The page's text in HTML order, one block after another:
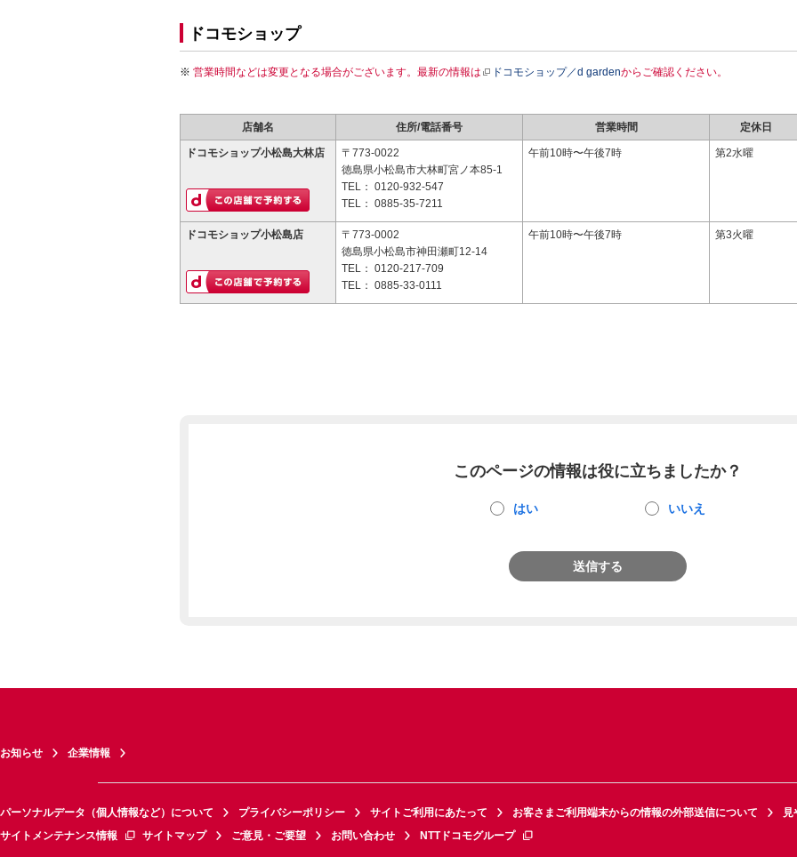
ドコモショップ
営業時間などは変更となる場合がございます。最新の情報は ドコモショップ／d gardenからご確認ください。
店舗名 住所/電話番号 営業時間 定休日
ドコモショップ小松島大林店
〒773-0022
徳島県小松島市大林町宮ノ本85-1
TEL： 0120-932-547
TEL： 0885-35-7211
午前10時〜午後7時 第2水曜
ドコモショップ小松島店
〒773-0002
徳島県小松島市神田瀬町12-14
TEL： 0120-217-709
TEL： 0885-33-0111
午前10時〜午後7時 第3火曜
このページの情報は役に立ちましたか？
はい いいえ
送信する
お知らせ 企業情報
パーソナルデータ（個人情報など）について プライバシーポリシー サイトご利用にあたって お客さまご利用端末からの情報の外部送信について
見
サイトメンテナンス情報
サイトマップ ご意見・ご要望 お問い合わせ NTTドコモグループ